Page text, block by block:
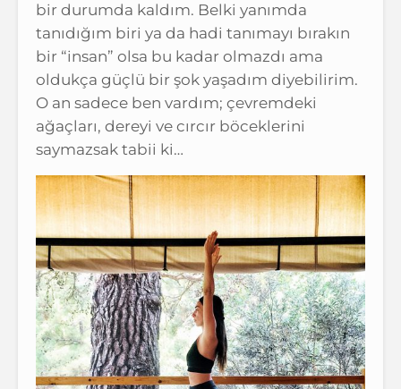
bir durumda kaldım. Belki yanımda
tanıdığım biri ya da hadi tanımayı bırakın
bir “insan” olsa bu kadar olmazdı ama
oldukça güçlü bir şok yaşadım diyebilirim.
O an sadece ben vardım; çevremdeki
ağaçları, dereyi ve cırcır böceklerini
saymazsak tabii ki…